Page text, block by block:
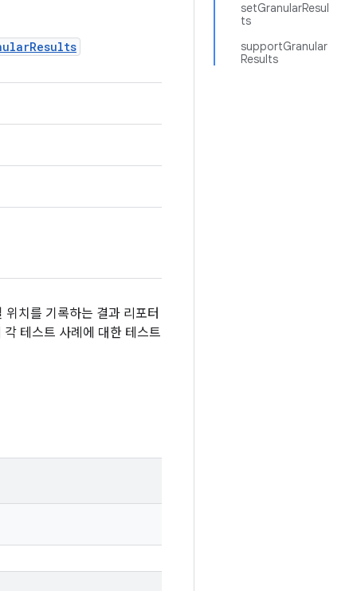
setGranularResul
ts
supportGranular
Results
치를 기록하는 결과 리포터
테스트 사례에 대한 테스트